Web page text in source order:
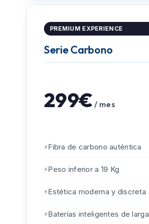
PREMIUM EXPERIENCE
Serie Carbono
299€ / mes
Fibra de carbono auténtica
Peso inferior a 19 Kg
Estética moderna y discreta
Baterías inteligentes de